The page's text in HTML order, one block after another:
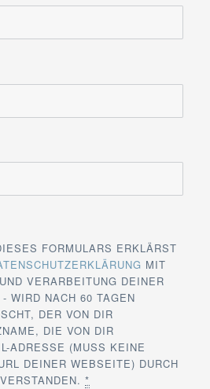
FORMULARS ERKLÄRST
MIT
VERARBEITUNG DEINER
WIRD NACH 60 TAGEN
DER VON DIR
DIE VON DIR
ADRESSE (MUSS KEINE
DEINER WEBSEITE) DURCH
*